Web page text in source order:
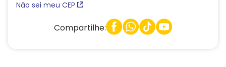
Não sei meu CEP
Compartilhe: